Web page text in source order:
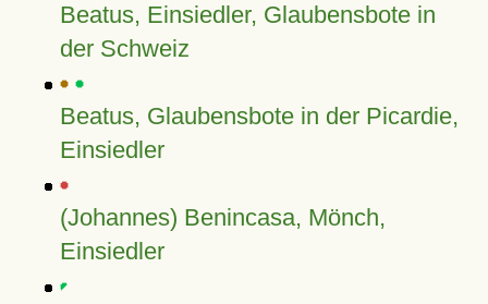
Beatus, Einsiedler, Glaubensbote in
der Schweiz
Beatus, Glaubensbote in der Picardie,
Einsiedler
(Johannes) Benincasa, Mönch,
Einsiedler